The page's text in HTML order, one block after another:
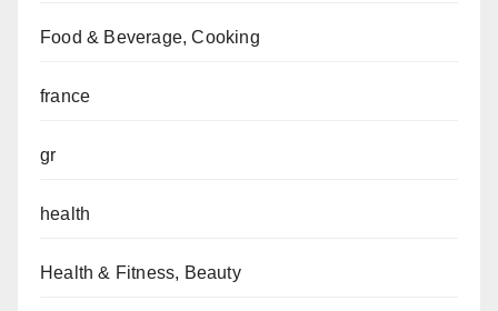
Food & Beverage, Cooking
france
gr
health
Health & Fitness, Beauty